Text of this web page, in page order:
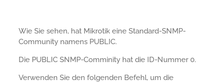
Wie Sie sehen, hat Mikrotik eine Standard-SNMP-
Community namens PUBLIC.
Die PUBLIC SNMP-Comminity hat die ID-Nummer 0.
Verwenden Sie den folgenden Befehl, um die